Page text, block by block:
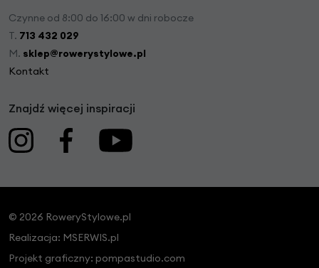
Czynne od 8:00 do 16:00 w dni robocze
T. 713 432 029
M. sklep@rowerystylowe.pl
Kontakt
Znajdź więcej inspiracji
© 2026 RoweryStylowe.pl
Realizacja: MSERWIS.pl
Projekt graficzny: pompastudio.com